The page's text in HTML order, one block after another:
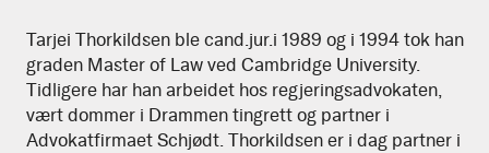
Tarjei
Torkildsen
Tarjei Thorkildsen ble cand.jur.i 1989 og i 1994 tok han
graden Master of Law ved Cambridge University.
Tidligere har han arbeidet hos regjeringsadvokaten,
vært dommer i Drammen tingrett og partner i
Advokatfirmaet Schjødt. Thorkildsen er i dag partner i